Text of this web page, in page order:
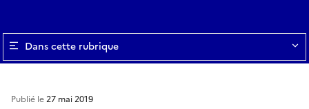
Dans cette rubrique
Publié le27 mai 2019